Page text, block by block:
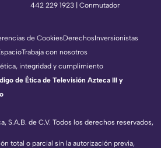
442 229 1923 | Conmutador
S.A.B. de C.V. Todos los derechos reservados,
total o parcial sin la autorización previa,
de CookiesDerechosInversionistas
Trabaja con nosotros
ética, integridad y cumplimiento
de Ética de Televisión Azteca III y